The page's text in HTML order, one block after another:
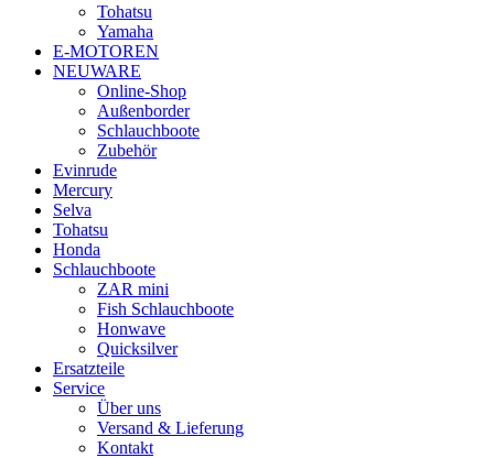
Tohatsu
Yamaha
E-MOTOREN
NEUWARE
Online-Shop
Außenborder
Schlauchboote
Zubehör
Evinrude
Mercury
Selva
Tohatsu
Honda
Schlauchboote
ZAR mini
Fish Schlauchboote
Honwave
Quicksilver
Ersatzteile
Service
Über uns
Versand & Lieferung
Kontakt